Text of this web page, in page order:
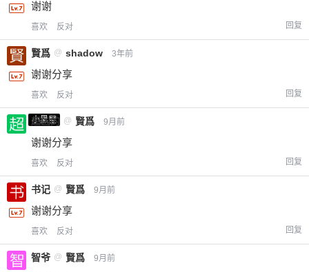
谢谢
喜欢 反对 回复
賢爲 @ shadow 3年前
谢谢分享
喜欢 反对 回复
小黑屋
超凶的 @ 賢爲 9月前
谢谢分享
喜欢 反对 回复
书记 @ 賢爲 9月前
谢谢分享
喜欢 反对 回复
智爷 @ 賢爲 9月前